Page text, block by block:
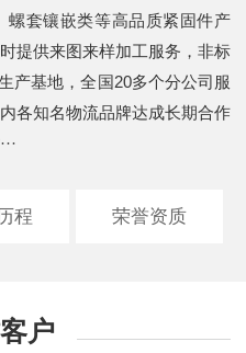
螺套镶嵌类等高品质紧固件产
提供来图来样加工服务，非标
产基地，全国20多个分公司服
各知名物流品牌达成长期合作
程 荣誉资质
户